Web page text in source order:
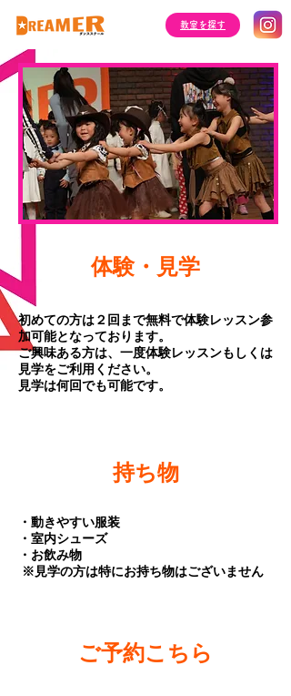
​教室を探す
​体験・見学
初めての方は２回まで無料で体験レッスン参
加可能となっております。
ご興味ある方は、一度体験レッスンもしくは
見学をご利用ください。
​見学は何回でも可能です。
持ち物
・動きやすい服装
・室内シューズ
・お飲み物
​ ※見学の方は特にお持ち物はございません
ご予約こちら